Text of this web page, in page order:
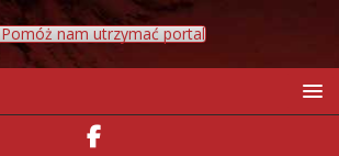
Pomóż nam utrzymać portal